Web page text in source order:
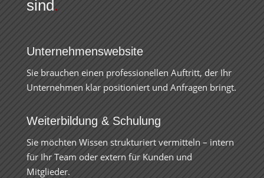
sind.
Unternehmenswebsite
Sie brauchen einen professionellen Auftritt, der Ihr
Unternehmen klar positioniert und Anfragen bringt.
Weiterbildung & Schulung
Sie möchten Wissen strukturiert vermitteln – intern
für Ihr Team oder extern für Kunden und
Mitglieder.